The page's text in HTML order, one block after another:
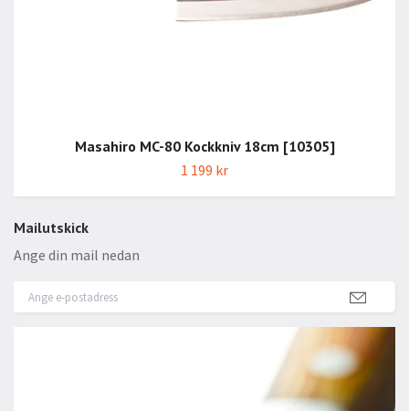
Mailutskick
Ange din mail nedan
Masahiro MC-80 Kockkniv 18cm [10305]
1 199 kr